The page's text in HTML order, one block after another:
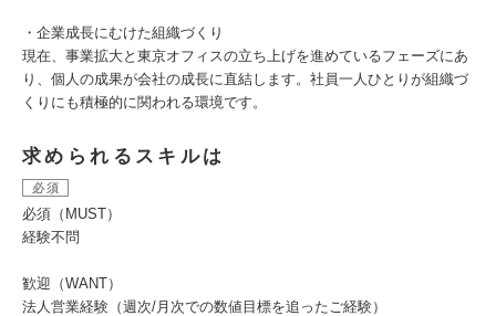
・企業成長にむけた組織づくり
現在、事業拡大と東京オフィスの立ち上げを進めているフェーズにあ
り、個人の成果が会社の成長に直結します。社員一人ひとりが組織づ
くりにも積極的に関われる環境です。
求められるスキルは
必須
必須（MUST）
経験不問
歓迎（WANT）
法人営業経験（週次/月次での数値目標を追ったご経験）